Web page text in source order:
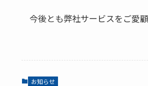
今後とも弊社サービスをご愛
お知らせ